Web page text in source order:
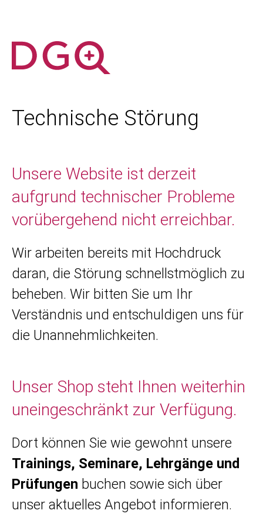
Technische Störung
Unsere Website ist derzeit
aufgrund technischer Probleme
vorübergehend nicht erreichbar.
Wir arbeiten bereits mit Hochdruck
daran, die Störung schnellstmöglich zu
beheben. Wir bitten Sie um Ihr
Verständnis und entschuldigen uns für
die Unannehmlichkeiten.
Unser Shop steht Ihnen weiterhin
uneingeschränkt zur Verfügung.
Dort können Sie wie gewohnt unsere
Trainings, Seminare, Lehrgänge und
Prüfungen buchen sowie sich über
unser aktuelles Angebot informieren.